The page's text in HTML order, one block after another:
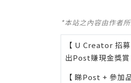
*本站之內容由作者
【 U Creator 招募
出Post賺現金獎
【 睇Post + 參加